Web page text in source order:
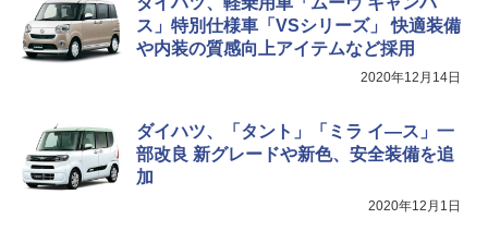
ス」特別仕様車「VSシリーズ」 快適装備
や内装の質感向上アイテムなど採用
2020年12月14日
ダイハツ、「タント」「ミラ イ―ス」一
部改良 新グレードや新色、安全装備を追
加
2020年12月1日